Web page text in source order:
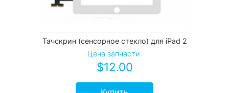
Тачскрин (сенсорное стекло) для iPad 2
Цена запчасти:
$12.00